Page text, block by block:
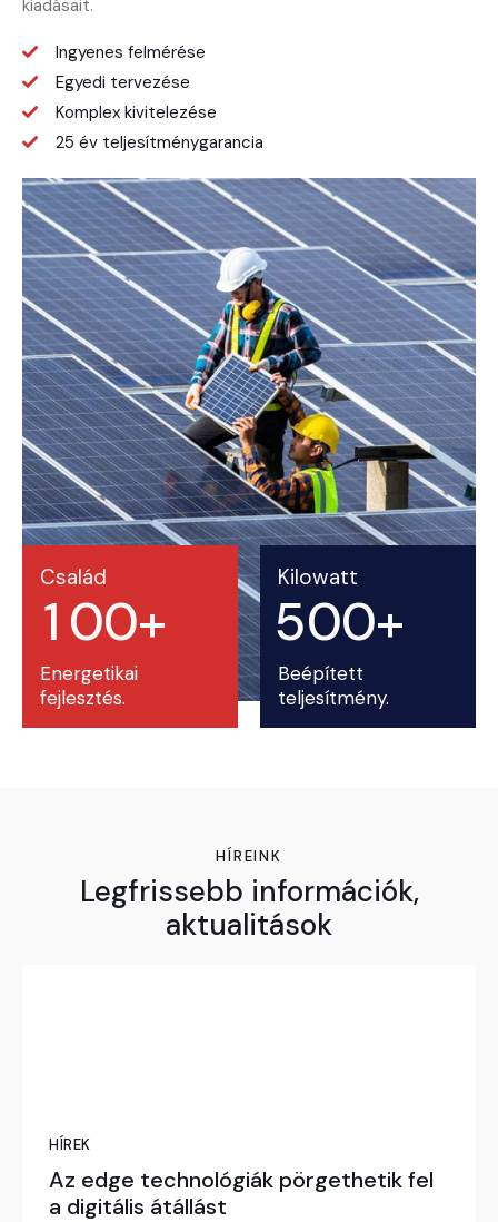
kiadásait.
Ingyenes felmérése
Egyedi tervezése
Komplex kivitelezése
25 év teljesítménygarancia
Család
1 00+
Energetikai
fejlesztés.
Kilowatt
500+
Beépített
teljesítmény.
HÍREINK
Legfrissebb információk,
aktualitások
HÍREK
Az edge technológiák pörgethetik fel
a digitális átállást